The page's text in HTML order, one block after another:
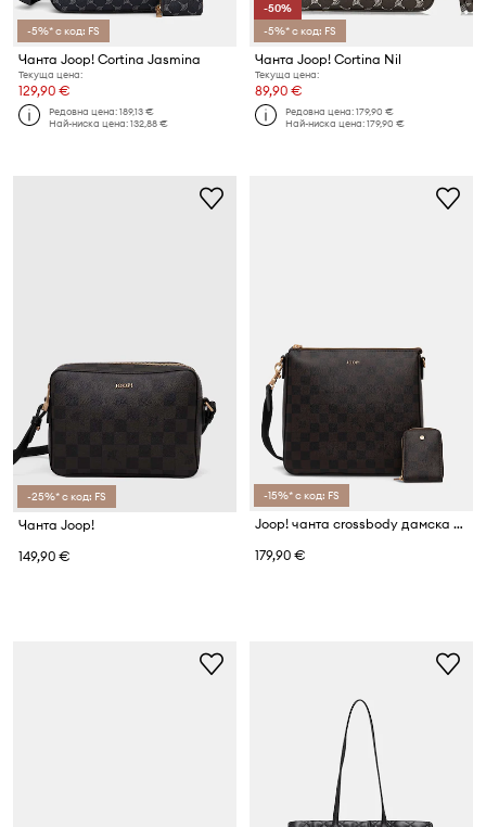
-5%* с код: FS
Чанта Joop! Cortina Jasmina
Текуща цена:
129,90 €
Редовна цена:189,13 €
Най-ниска цена:132,88 €
-50%
-5%* с код: FS
Чанта Joop! Cortina Nil
Текуща цена:
89,90 €
Редовна цена:179,90 €
Най-ниска цена:179,90 €
-25%* с код: FS
Чанта Joop!
149,90 €
-15%* с код: FS
Joop! чанта crossbody дамска от имитация на кожа Cortina Piazza Jasmina
179,90 €